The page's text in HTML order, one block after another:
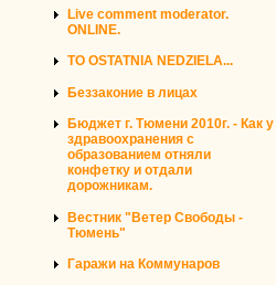
Live comment moderator.
ONLINE.
TO OSTATNIA NEDZIELA...
Беззаконие в лицах
Бюджет г. Тюмени 2010г. - Как у
здравоохранения с
образованием отняли
конфетку и отдали
дорожникам.
Вестник "Ветер Свободы -
Тюмень"
Гаражи на Коммунаров